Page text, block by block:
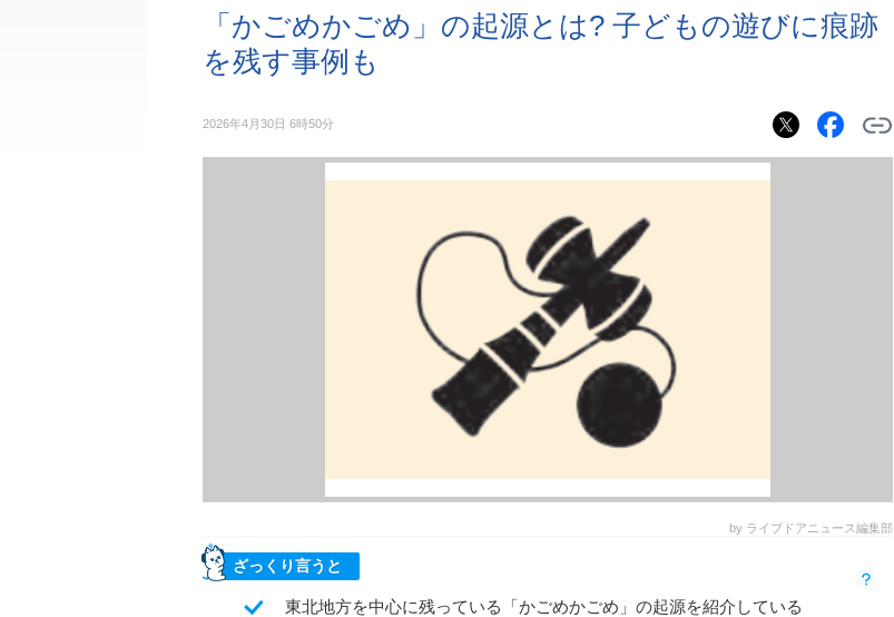
「かごめかごめ」の起源とは? 子どもの遊びに痕跡
を残す事例も
2026年4月30日 6時50分
by ライブドアニュース編集部
ざっくり言うと
東北地方を中心に残っている「かごめかごめ」の起源を紹介している